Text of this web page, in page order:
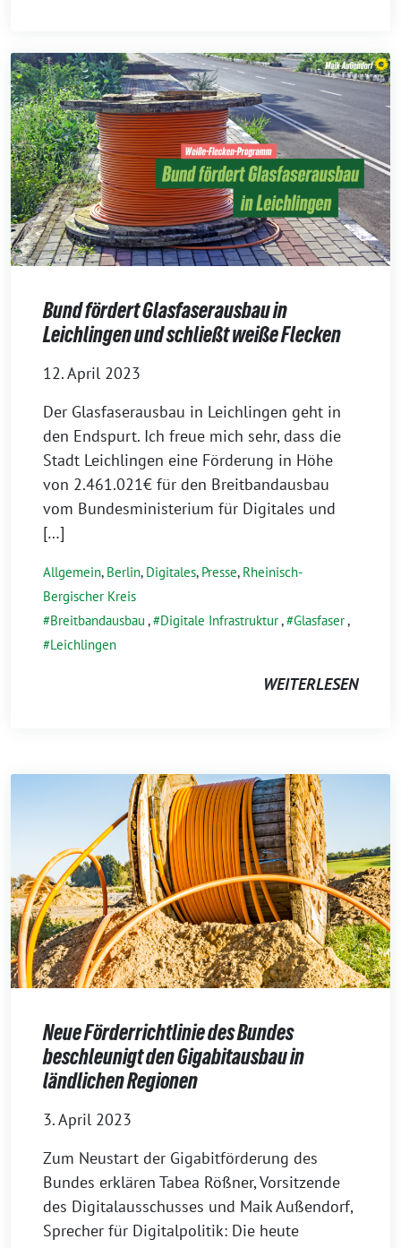
Bund fördert Glasfaserausbau in
Leichlingen und schließt weiße Flecken
12. April 2023
Der Glasfaserausbau in Leichlingen geht in
den Endspurt. Ich freue mich sehr, dass die
Stadt Leichlingen eine Förderung in Höhe
von 2.461.021€ für den Breitbandausbau
vom Bundesministerium für Digitales und
[…]
Allgemein, Berlin, Digitales, Presse, Rheinisch-
Bergischer Kreis
Breitbandausbau , Digitale Infrastruktur, Glasfaser,
Leichlingen
WEITERLESEN
Neue Förderrichtlinie des Bundes
beschleunigt den Gigabitausbau in
ländlichen Regionen
3. April 2023
Zum Neustart der Gigabitförderung des
Bundes erklären Tabea Rößner, Vorsitzende
des Digitalausschusses und Maik Außendorf,
Sprecher für Digitalpolitik: Die heute